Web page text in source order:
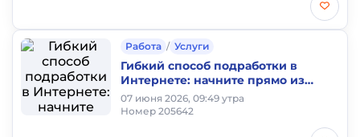
Работа / Услуги
Гибкий способ подработки в
Интернете: начните прямо из
дома!
07 июня 2026, 09:49 утра
Номер 205642